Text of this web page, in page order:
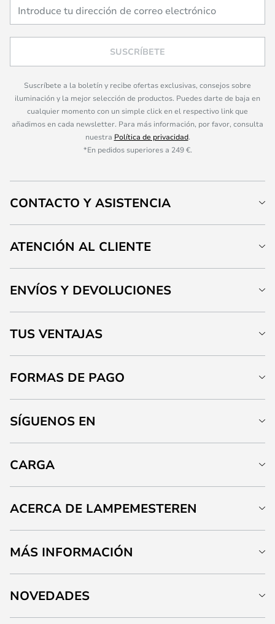
SUSCRÍBETE
Suscríbete a la boletín y recibe ofertas exclusivas, consejos sobre
iluminación y la mejor selección de productos. Puedes darte de baja en
cualquier momento con un simple click en el respectivo link que
añadimos en cada newsletter. Para más información, por favor, consulta
nuestra Política de privacidad.
*En pedidos superiores a 249 €.
CONTACTO Y ASISTENCIA
ATENCIÓN AL CLIENTE
ENVÍOS Y DEVOLUCIONES
TUS VENTAJAS
FORMAS DE PAGO
SÍGUENOS EN
CARGA
ACERCA DE LAMPEMESTEREN
MÁS INFORMACIÓN
NOVEDADES